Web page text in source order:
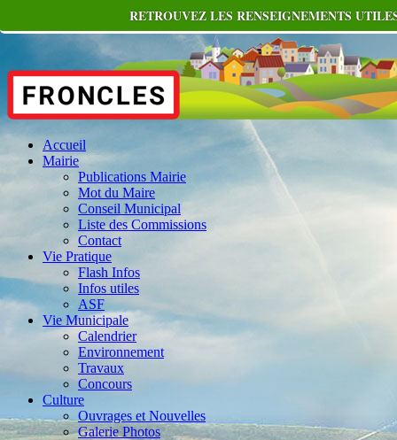
Accueil
Mairie
Publications Mairie
Mot du Maire
Conseil Municipal
Liste des Commissions
Contact
Vie Pratique
Flash Infos
Infos utiles
ASF
Vie Municipale
Calendrier
Environnement
Travaux
Concours
Culture
Ouvrages et Nouvelles
Galerie Photos
RETROUVEZ LES RENSEIGNEMENTS